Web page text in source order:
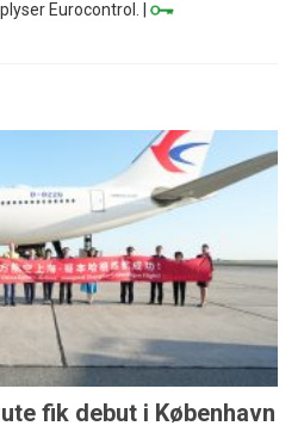
Eurocontrol. |
fik debut i København